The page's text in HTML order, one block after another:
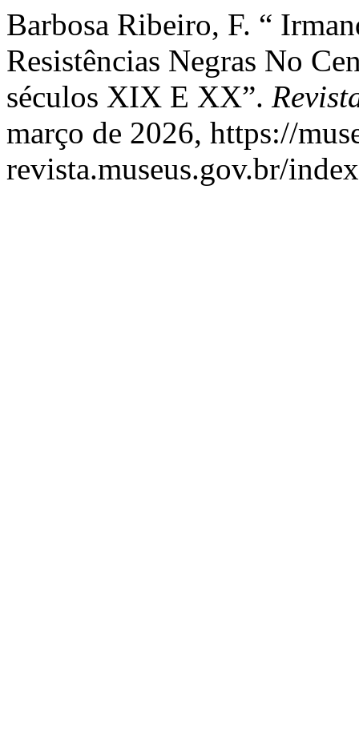
Barbosa Ribeiro, F. “
Resistências Negras No
séculos XIX E XX”.
março de 2026, https://
revista.museus.gov.br/